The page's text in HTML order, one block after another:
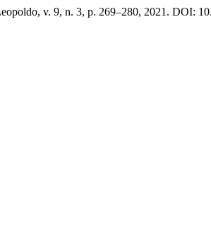
v. 9, n. 3, p. 269–280, 2021. DOI: